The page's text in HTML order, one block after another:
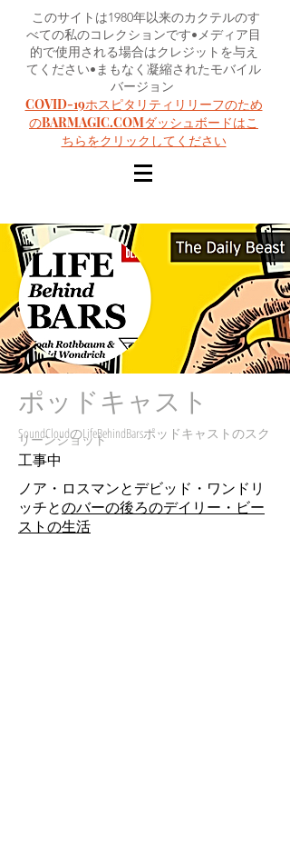
このサイトは1980年以来のカクテルのす
べての私のコレクションです•メディア目
的で使用される場合はクレジットを与え
てください•まもなく凝縮されたモバイル
バージョン
COVID-19ホスピタリティリリーフのため
のBARMAGIC.COMダッシュボードはこ
ちらをクリックしてください
ポッドキャスト
SoundCloudのLifeBehindBarsポッドキャストのスク
リーンショット
工事中
ノア・ロスマンとデビッド・ワンドリ
ッチとのバーの後ろのデイリー・ビー
ストの生活